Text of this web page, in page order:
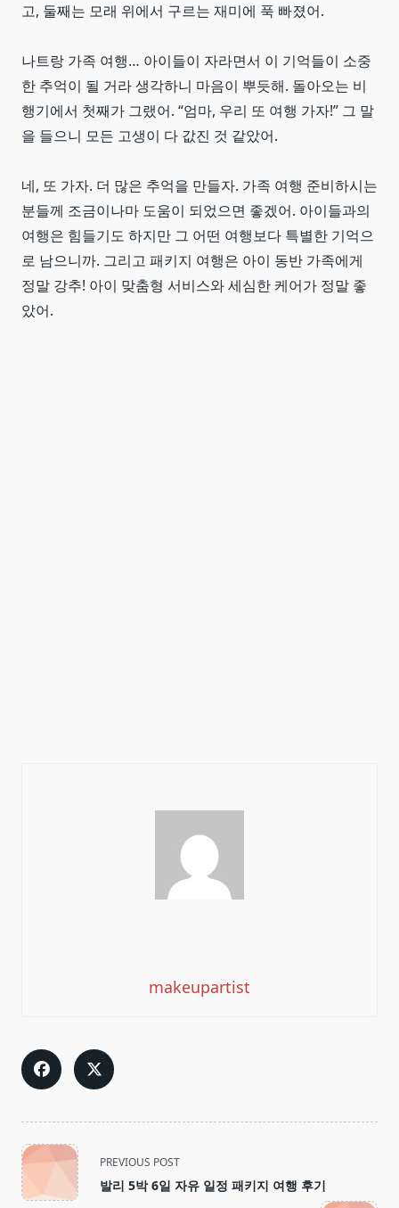
고, 둘째는 모래 위에서 구르는 재미에 푹 빠졌어.
나트랑 가족 여행… 아이들이 자라면서 이 기억들이 소중
한 추억이 될 거라 생각하니 마음이 뿌듯해. 돌아오는 비
행기에서 첫째가 그랬어. “엄마, 우리 또 여행 가자!” 그 말
을 들으니 모든 고생이 다 값진 것 같았어.
네, 또 가자. 더 많은 추억을 만들자. 가족 여행 준비하시는
분들께 조금이나마 도움이 되었으면 좋겠어. 아이들과의
여행은 힘들기도 하지만 그 어떤 여행보다 특별한 기억으
로 남으니까. 그리고 패키지 여행은 아이 동반 가족에게
정말 강추! 아이 맞춤형 서비스와 세심한 케어가 정말 좋
았어.
makeupartist
<span
class="nav-
subtitle
PREVIOUS POST
발리 5박 6일 자유 일정 패키지 여행 후기